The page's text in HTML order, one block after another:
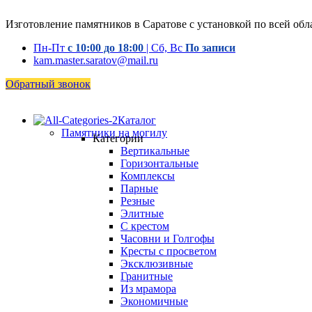
Изготовление памятников в Саратове с установкой по всей
Пн-Пт с 10:00 до 18:00 | Сб, Вс По записи
kam.master.saratov@mail.ru
Обратный звонок
Каталог
Памятники на могилу
Категории
Вертикальные
Горизонтальные
Комплексы
Парные
Резные
Элитные
С крестом
Часовни и Голгофы
Кресты с просветом
Эксклюзивные
Гранитные
Из мрамора
Экономичные